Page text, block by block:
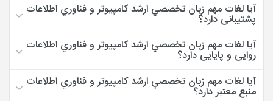
آیا لغات مهم زبان تخصصي ارشد كامپيوتر و فناوري اطلاعات
پشتیبانی دارد؟
آیا لغات مهم زبان تخصصي ارشد كامپيوتر و فناوري اطلاعات
روایی و پایایی دارد؟
آیا لغات مهم زبان تخصصي ارشد كامپيوتر و فناوري اطلاعات
منبع معتبر دارد؟